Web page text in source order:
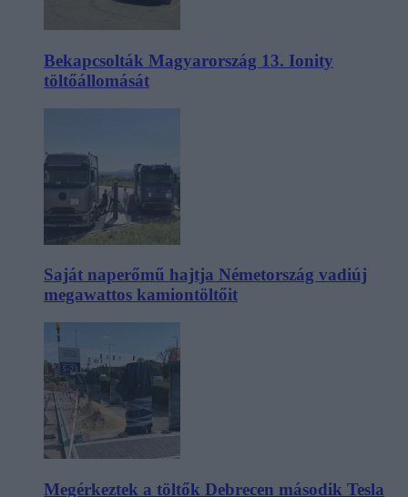
Bekapcsolták Magyarország 13. Ionity
töltőállomását
Saját naperőmű hajtja Németország vadiúj
megawattos kamiontöltőit
Megérkeztek a töltők Debrecen második Tesla